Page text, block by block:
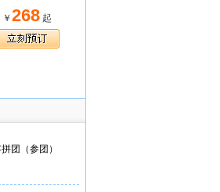
￥ 268起
团（参团）